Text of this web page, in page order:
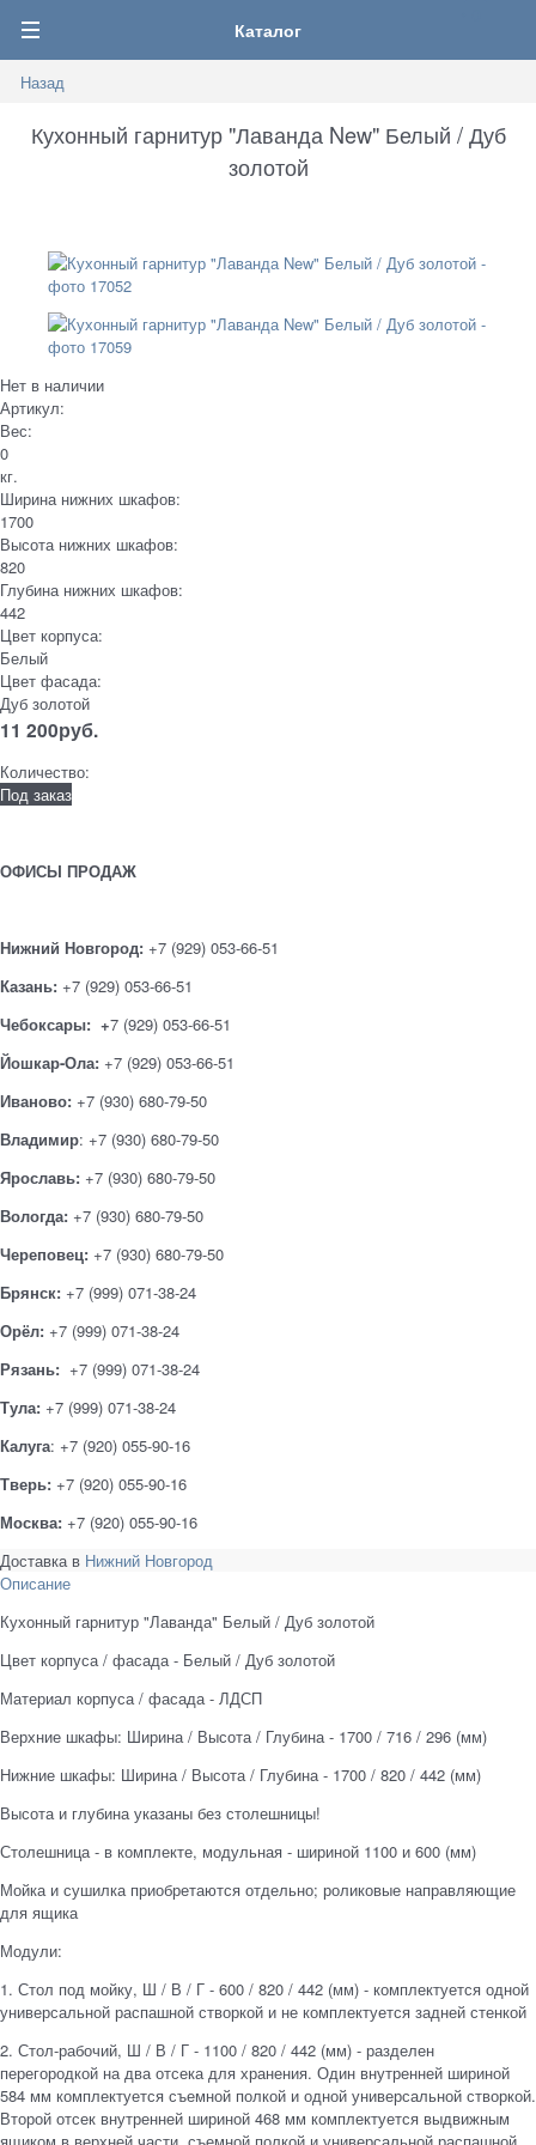
Каталог
Назад
Кухонный гарнитур "Лаванда New" Белый / Дуб
золотой
Нет в наличии
Артикул:
Вес:
0
кг.
Ширина нижних шкафов:
1700
Высота нижних шкафов:
820
Глубина нижних шкафов:
442
Цвет корпуса:
Белый
Цвет фасада:
Дуб золотой
11 200руб.
Количество:
Под заказ
ОФИСЫ ПРОДАЖ
Нижний Новгород: +7 (929) 053-66-51
Казань: +7 (929) 053-66-51
Чебоксары: +7 (929) 053-66-51
Йошкар-Ола: +7 (929) 053-66-51
Иваново: +7 (930) 680-79-50
Владимир: +7 (930) 680-79-50
Ярославь: +7 (930) 680-79-50
Вологда: +7 (930) 680-79-50
Череповец: +7 (930) 680-79-50
Брянск: +7 (999) 071-38-24
Орёл: +7 (999) 071-38-24
Рязань: +7 (999) 071-38-24
Тула: +7 (999) 071-38-24
Калуга: +7 (920) 055-90-16
Тверь: +7 (920) 055-90-16
Москва: +7 (920) 055-90-16
Доставка в Нижний Новгород
Описание
Кухонный гарнитур "Лаванда" Белый / Дуб золотой
Цвет корпуса / фасада - Белый / Дуб золотой
Материал корпуса / фасада - ЛДСП
Верхние шкафы: Ширина / Высота / Глубина - 1700 / 716 / 296 (мм)
Нижние шкафы: Ширина / Высота / Глубина - 1700 / 820 / 442 (мм)
Высота и глубина указаны без столешницы!
Столешница - в комплекте, модульная - шириной 1100 и 600 (мм)
Мойка и сушилка приобретаются отдельно; роликовые направляющие
для ящика
Модули:
1. Стол под мойку, Ш / В / Г - 600 / 820 / 442 (мм) - комплектуется одной
универсальной распашной створкой и не комплектуется задней стенкой
2. Стол-рабочий, Ш / В / Г - 1100 / 820 / 442 (мм) - разделен
перегородкой на два отсека для хранения. Один внутренней шириной
584 мм комплектуется съемной полкой и одной универсальной створкой.
Второй отсек внутренней шириной 468 мм комплектуется выдвижным